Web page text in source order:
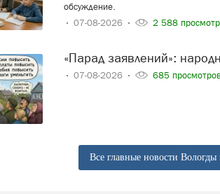
обсуждение.
07-08-2026
2 588
«Парад заявлений»:
07-08-2026 685
Все главные новости Вологды